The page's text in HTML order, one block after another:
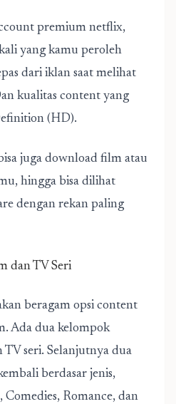
premium netflix,
yang kamu peroleh
dari iklan saat melihat
kualitas content yang
(HD).
juga download film atau
hingga bisa dilihat
dengan rekan paling
dan TV Seri
beragam opsi content
Ada dua kelompok
seri. Selanjutnya dua
berdasar jenis,
Romance, dan